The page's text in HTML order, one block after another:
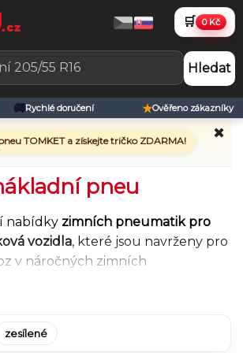
🛒 0 Kč
Hledat
🚚Rychlé doručení ★Ověřeno zákazníky
✖
TOMKET a získejte tričko ZDARMA!
pneu
nabídky zimních pneumatik pro
vozidla, které jsou navrženy pro
v náročných zimních
nákladní pneu poskytují
sněhu a ledu
a jistotu ovladatelnosti i při
zesílené